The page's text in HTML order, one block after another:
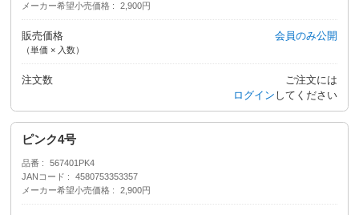
メーカー希望小売価格
2,900円
販売価格
（単価 × 入数）
会員のみ公開
注文数
ご注文には
ログイン してください
ピンク4号
品番
567401PK4
JANコード
4580753353357
メーカー希望小売価格
2,900円